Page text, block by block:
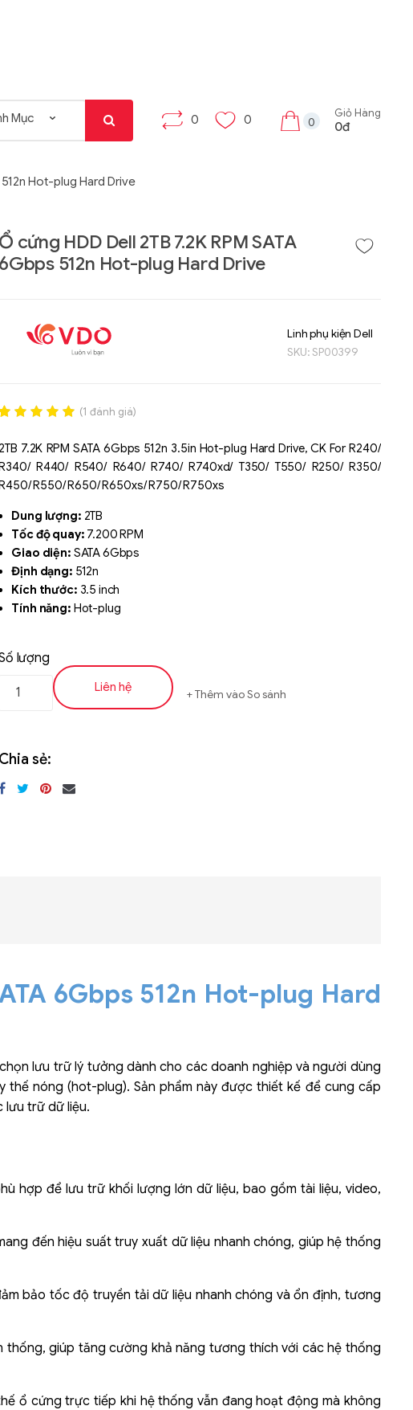
0 0 0
Giỏ Hàng
0đ
512n Hot-plug Hard Drive
Ổ cứng HDD Dell 2TB 7.2K RPM SATA
6Gbps 512n Hot-plug Hard Drive
Linh phụ kiện Dell
SKU:SP00399
out of 5
based on
giá
(1 đánh giá)
2TB 7.2K RPM SATA 6Gbps 512n 3.5in Hot-plug Hard Drive, CK For R240/
R440/ R540/ R640/ R740/ R740xd/ T350/ T550/ R250/ R350/
R550/ R650/ R650xs/ R750/ R750xs
Dung lượng: 2TB
Tốc độ quay: 7.200 RPM
Giao diện: SATA 6Gbps
Định dạng: 512n
Kích thước: 3.5 inch
Tính năng: Hot-plug
lượng
Liên hệ Thêm vào So sánh
Chia sẻ:
6Gbps 512n Hot-plug Hard
lưu trữ lý tưởng dành cho các doanh nghiệp và người dùng
nóng (hot-plug). Sản phẩm này được thiết kế để cung cấp
lưu trữ dữ liệu.
hợp để lưu trữ khối lượng lớn dữ liệu, bao gồm tài liệu, video,
đến hiệu suất truy xuất dữ liệu nhanh chóng, giúp hệ thống
bảo tốc độ truyền tải dữ liệu nhanh chóng và ổn định, tương
thống, giúp tăng cường khả năng tương thích với các hệ thống
ổ cứng trực tiếp khi hệ thống vẫn đang hoạt động mà không
Tab X8
Liên hệ
2X01